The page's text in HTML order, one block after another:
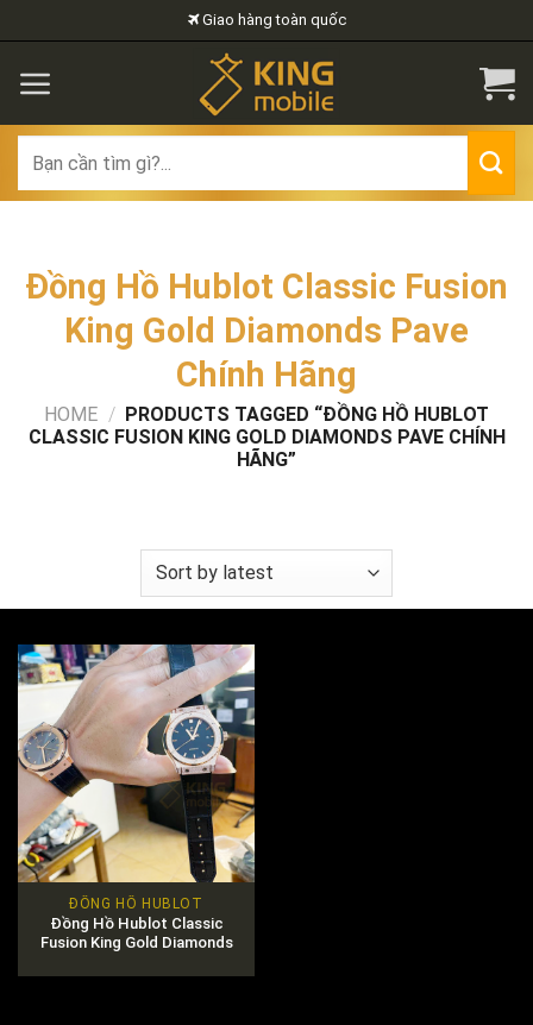
to
content
Giao hàng toàn quốc
for:
Đồng Hồ Hublot Classic Fusion
King Gold Diamonds Pave
Chính Hãng
HOME / PRODUCTS TAGGED “ĐỒNG HỒ HUBLOT
CLASSIC FUSION KING GOLD DIAMONDS PAVE CHÍNH
HÃNG”
ĐỒNG HỒ HUBLOT
Đồng Hồ Hublot Classic
Fusion King Gold Diamonds